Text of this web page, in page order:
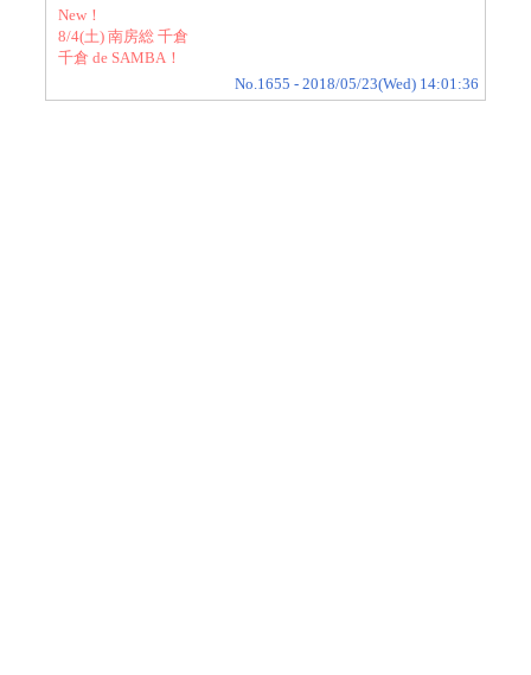
New！
8/4(土) 南房総 千倉
千倉 de SAMBA！
No.1655 - 2018/05/23(Wed) 14:01:36